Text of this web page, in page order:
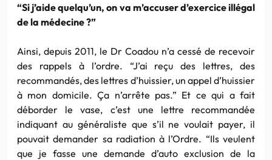
“Si j’aide quelqu’un, on va m’accuser d’exercice illégal
de la médecine ?”
Ainsi, depuis 2011, le Dr Coadou n’a cessé de recevoir
des rappels à l’ordre. “J’ai reçu des lettres, des
recommandés, des lettres d’huissier, un appel d’huissier
à mon domicile. Ça n’arrête pas.” Et ce qui a fait
déborder le vase, c’est une lettre recommandée
indiquant au généraliste que s’il ne voulait payer, il
pouvait demander sa radiation à l’Ordre. “Ils veulent
que je fasse une demande d’auto exclusion de la